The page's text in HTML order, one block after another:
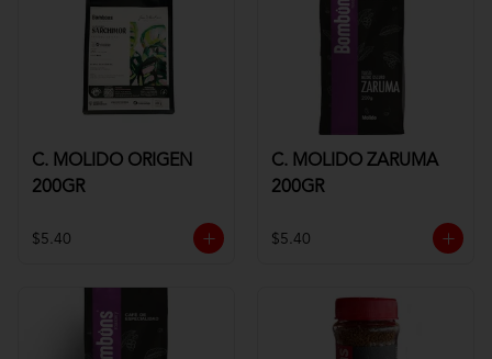
C. MOLIDO ORIGEN
200GR
$5.40
C. MOLIDO ZARUMA
200GR
$5.40